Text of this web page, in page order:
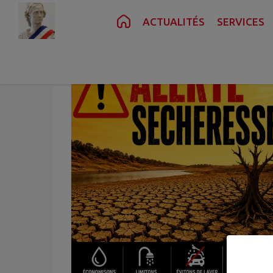
Contenu Recherche Pied de page
ACTUALITÉS SERVICES